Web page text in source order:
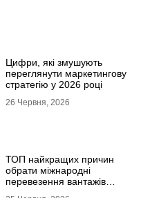
Цифри, які змушують
переглянути маркетингову
стратегію у 2026 році
26 Червня, 2026
ТОП найкращих причин
обрати міжнародні
перевезення вантажів